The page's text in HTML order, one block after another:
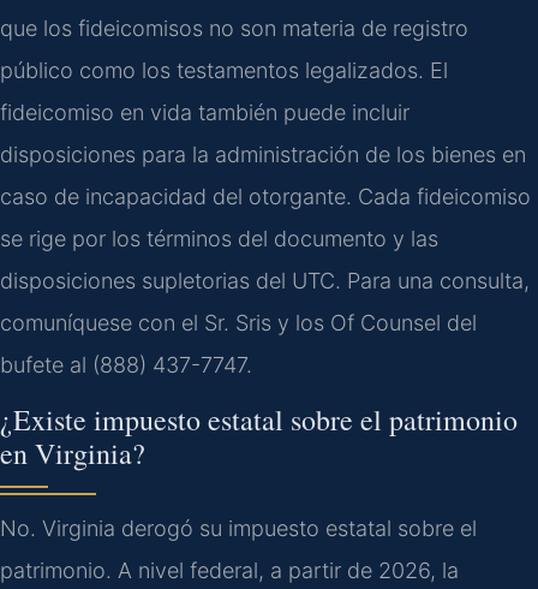
que los fideicomisos no son materia de registro
público como los testamentos legalizados. El
fideicomiso en vida también puede incluir
disposiciones para la administración de los bienes en
caso de incapacidad del otorgante. Cada fideicomiso
se rige por los términos del documento y las
disposiciones supletorias del UTC. Para una consulta,
comuníquese con el Sr. Sris y los Of Counsel del
bufete al (888) 437-7747.
¿Existe impuesto estatal sobre el patrimonio
en Virginia?
No. Virginia derogó su impuesto estatal sobre el
patrimonio. A nivel federal, a partir de 2026, la